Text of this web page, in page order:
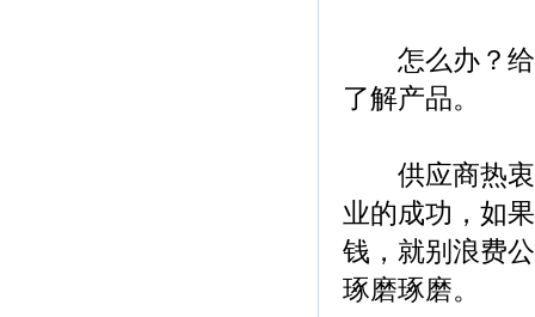
怎么办？给
了解产品。
供应商热衷
业的成功，如
钱，就别浪费
琢磨琢磨。